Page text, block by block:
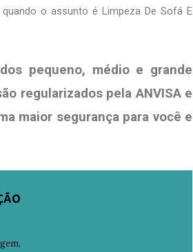
o assunto é Limpeza De Sofá E
pequeno, médio e grande
regularizados pela ANVISA e
maior segurança para você e